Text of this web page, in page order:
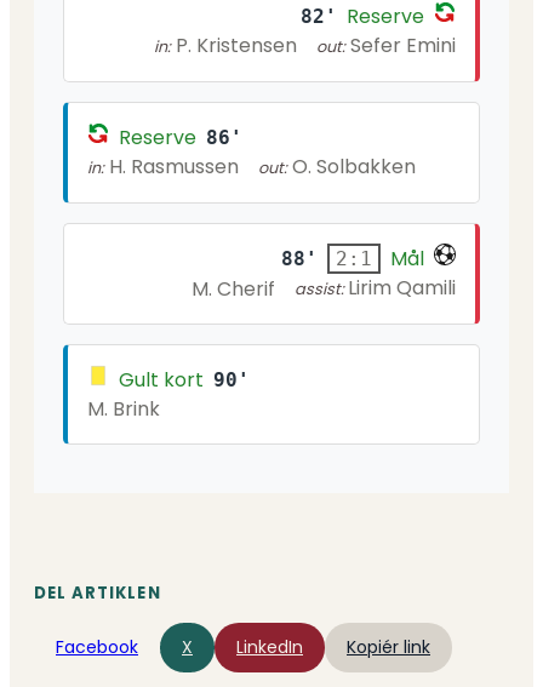
82' Reserve
in: P. Kristensen out: Sefer Emini
Reserve 86'
in: H. Rasmussen out: O. Solbakken
88' 2:1
Mål
M. Cherif
assist:Lirim Qamili
Gult kort 90'
M. Brink
DEL ARTIKLEN
Facebook X LinkedIn Kopiér link